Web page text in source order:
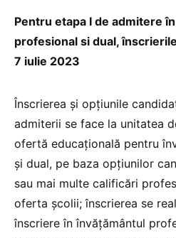
Pentru etapa I de admitere
profesional si dual,
7 iulie 2023
Înscrierea și opțiunile
admiterii se face la unitatea
ofertă educaţională pentru
şi dual, pe baza opţiunilor
sau mai multe calificări
oferta şcolii; înscrierea se
înscriere în învăţământul